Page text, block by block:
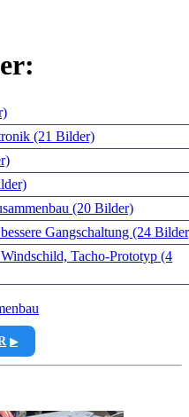
(21 Bilder)
(20 Bilder)
Gangschaltung (24
Tacho-Prototyp (4